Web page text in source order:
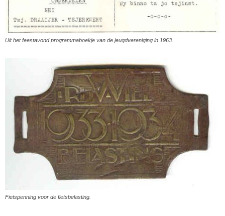
Uit het feestavond programmaboekje van de jeugdvereniging in 1963.
Fietspenning voor de fietsbelasting.